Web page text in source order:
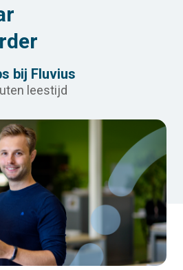
bij Fluvius
leestijd